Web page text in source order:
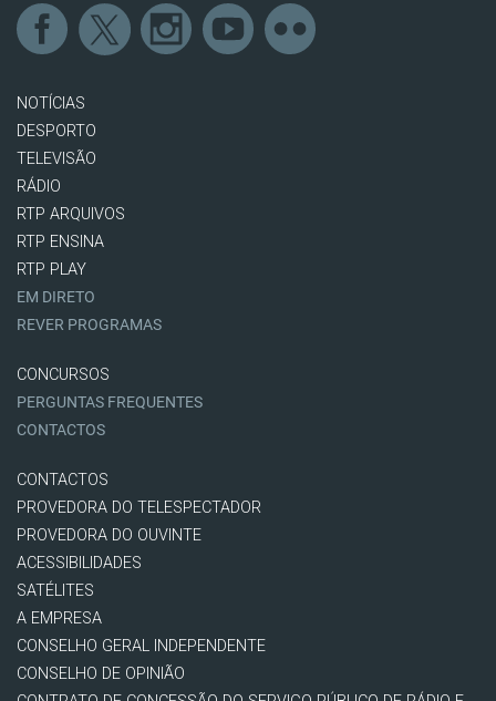
NOTÍCIAS
DESPORTO
TELEVISÃO
RÁDIO
RTP ARQUIVOS
RTP ENSINA
RTP PLAY
EM DIRETO
REVER PROGRAMAS
CONCURSOS
PERGUNTAS FREQUENTES
CONTACTOS
CONTACTOS
PROVEDORA DO TELESPECTADOR
PROVEDORA DO OUVINTE
ACESSIBILIDADES
SATÉLITES
A EMPRESA
CONSELHO GERAL INDEPENDENTE
CONSELHO DE OPINIÃO